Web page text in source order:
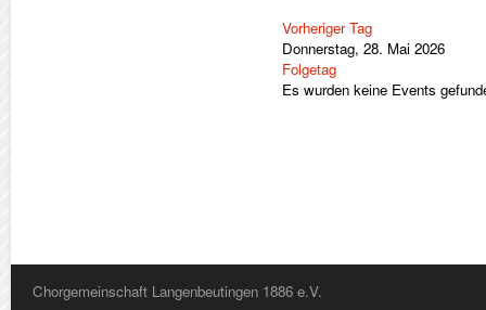
Vorheriger Tag
Donnerstag, 28. Mai 2026
Folgetag
Es wurden keine Events
Chorgemeinschaft Langenbeutingen 1886 e.V.